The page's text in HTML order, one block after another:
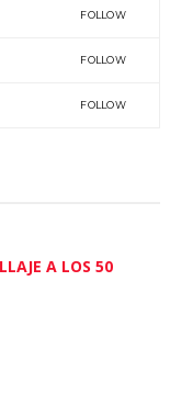
FOLLOW
FOLLOW
FOLLOW
A LOS 50